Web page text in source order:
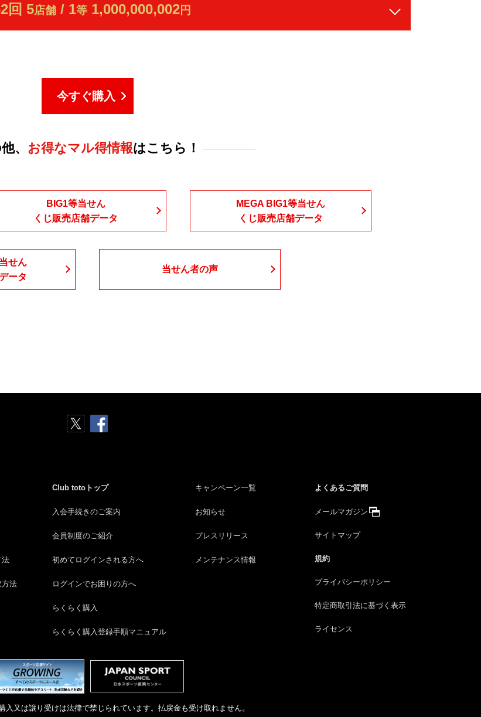
回 5店舗 / 1等 1,000,000,002円
今すぐ購入
、 お得なマル得情報はこちら！
BIG1等当せん
くじ販売店舗データ
MEGA BIG1等当せん
くじ販売店舗データ
せん
ータ
当せん者の声
法
方法
Club totoトップ
入会手続きのご案内
会員制度のご紹介
初めてログインされる方へ
ログインでお困りの方へ
らくらく購入
らくらく購入登録手順マニュアル
キャンペーン一覧
お知らせ
プレスリリース
メンテナンス情報
よくあるご質問
メールマガジン
サイトマップ
規約
プライバシーポリシー
特定商取引法に基づく表示
ライセンス
入又は譲り受けは法律で禁じられています。払戻金も受け取れません。